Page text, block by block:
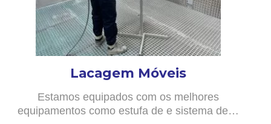
Lacagem Móveis
Estamos equipados com os melhores
equipamentos como estufa de e sistema de…